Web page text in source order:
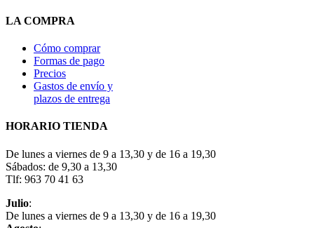
LA COMPRA
Cómo comprar
Formas de pago
Precios
Gastos de envío y
plazos de entrega
HORARIO TIENDA
De lunes a viernes de 9 a 13,30 y de 16 a 19,30
Sábados: de 9,30 a 13,30
Tlf: 963 70 41 63
Julio:
De lunes a viernes de 9 a 13,30 y de 16 a 19,30